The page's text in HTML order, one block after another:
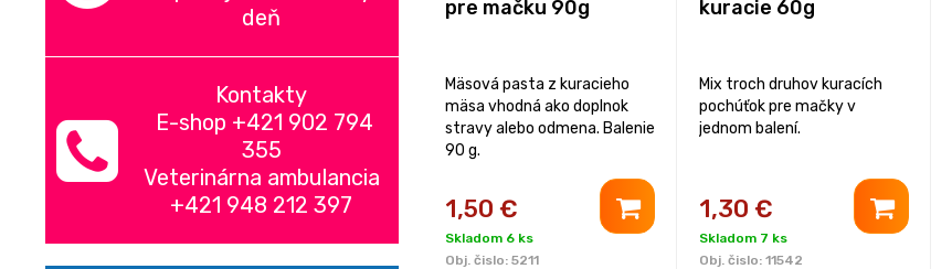
pre mačku 90g
Mäsová pasta z kuracieho
mäsa vhodná ako doplnok
stravy alebo odmena. Balenie
90 g.
1,50 €
Skladom 6 ks
Obj. čislo: 5211
kuracie 60g
Mix troch druhov kuracích
pochúťok pre mačky v
jednom balení.
1,30 €
Skladom 7 ks
Obj. čislo: 11542
deň
Kontakty
E-shop +421 902 794
355
Veterinárna ambulancia
+421 948 212 397